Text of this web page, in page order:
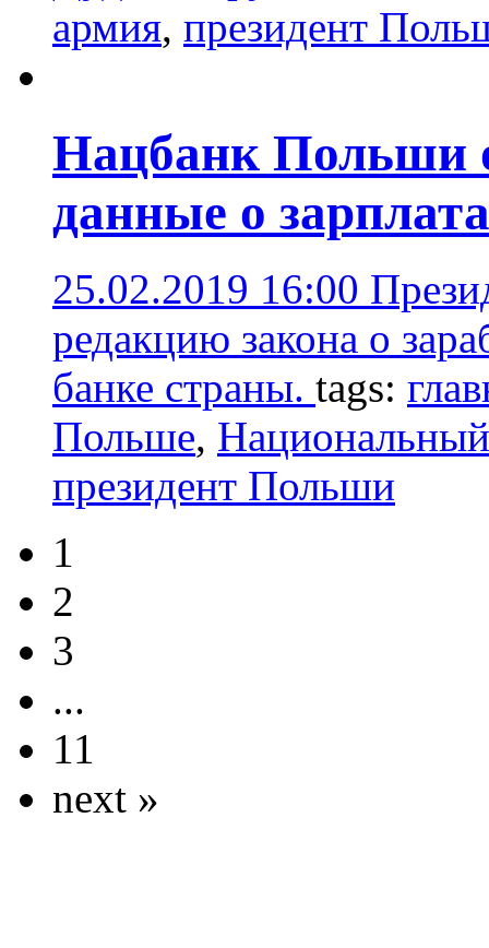
армия, президент
Нацбанк Польши
данные о
25.02.2019 16:00
редакцию закона о
банке страны. tags:
Польше,
президент Польши
1
2
3
...
11
next »